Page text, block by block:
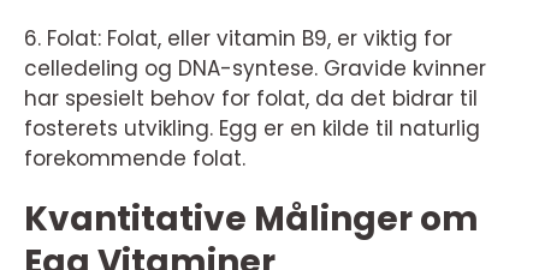
6. Folat: Folat, eller vitamin B9, er viktig for
celledeling og DNA-syntese. Gravide kvinner
har spesielt behov for folat, da det bidrar til
fosterets utvikling. Egg er en kilde til naturlig
forekommende folat.
Kvantitative Målinger om